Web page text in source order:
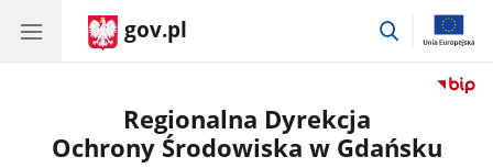
gov.pl
przejdź
Regionalna Dyrekcja
Ochrony Środowiska w Gdańsku